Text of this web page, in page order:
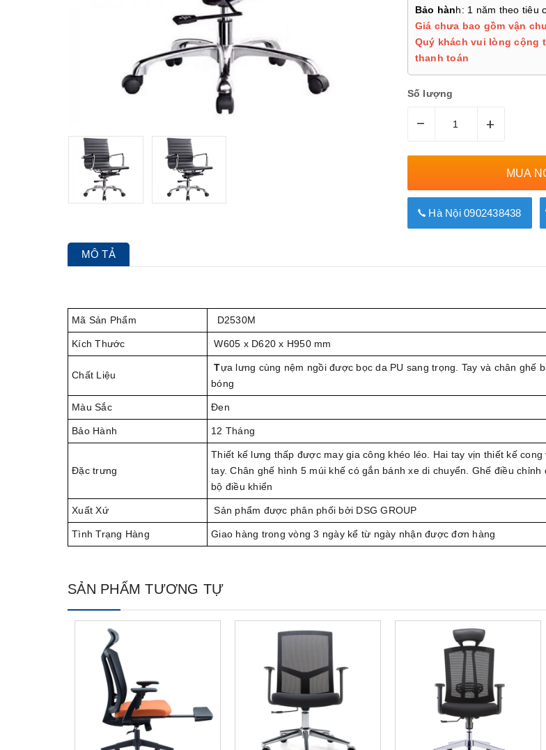
Bảo hành: 1 năm theo tiêu
Giá chưa bao gồm vận
Quý khách vui lòng cộng
thanh toán
Số lượng
– +
MUA
Hà Nội 0902438438
MÔ TẢ
Mã Sản Phẩm D2530M
Kích Thước W605 x D620 x H950 mm
Chất Liệu
Tựa lưng cùng nệm ngồi được bọc da PU sang trọng. Tay và chân ghế
bóng
Màu Sắc Đen
Bảo Hành 12 Tháng
Đặc trưng
Thiết kế lưng thấp được may gia công khéo léo. Hai tay vịn thiết kế cong
tay. Chân ghế hình 5 múi khế có gắn bánh xe di chuyển. Ghế điều
bộ điều khiển
Xuất Xứ Sản phẩm được phân phối bởi DSG GROUP
Tình Trạng Hàng Giao hàng trong vòng 3 ngày kể từ ngày nhận được đơn hàng
SẢN PHẨM TƯƠNG TỰ